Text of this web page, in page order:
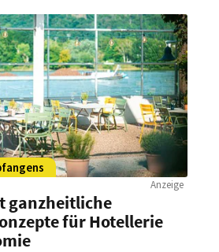
Anzeige
ganzheitliche
für Hotellerie